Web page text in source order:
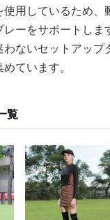
用しているため、
ーをサポートしま
ないセットアップ
ています。
覧